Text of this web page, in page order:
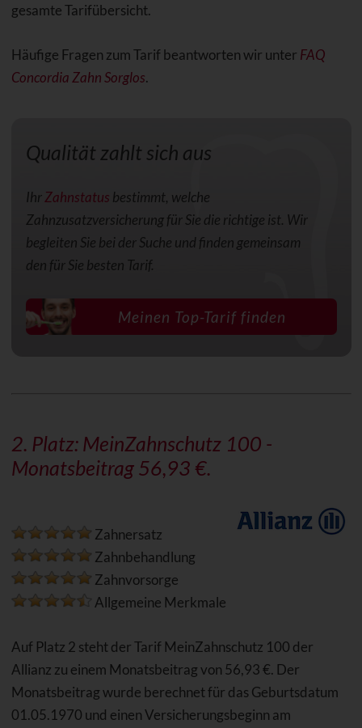
gesamte Tarifübersicht.
Häufige Fragen zum Tarif beantworten wir unter FAQ
Concordia Zahn Sorglos.
Qualität zahlt sich aus
IhrZahnstatus bestimmt, welche
Zahnzusatzversicherung für Sie die richtige ist. Wir
begleiten Sie bei der Suche und finden gemeinsam
den für Sie besten Tarif.
Meinen Top-Tarif finden
2. Platz: MeinZahnschutz 100 -
Monatsbeitrag 56,93 €.
Zahnersatz
Zahnbehandlung
Zahnvorsorge
Allgemeine Merkmale
Auf Platz 2 steht der Tarif MeinZahnschutz 100 der
Allianz zu einem Monatsbeitrag von 56,93 €. Der
Monatsbeitrag wurde berechnet für das Geburtsdatum
01.05.1970 und einen Versicherungsbeginn am